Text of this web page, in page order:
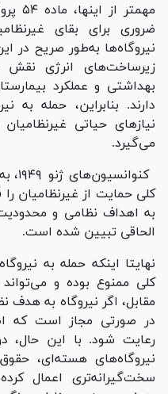
ضروری برای بقای
نیروگاه‌ها به‌طور صریح در
زیرساخت‌های انرژی
بهداشتی و عملکرد
دارند. بنابراین، حمله
نیاز‌های حیاتی
می‌گیرد.
کلی حمایت از غیرنظامیان
به اهداف نظامی و
الحاقی تبیین شده است.
نهایتا اینکه حمله به
کلی ممنوع بوده و
مقابل، اگر نیروگاه به هدف
در صورتی مجاز است که
رعایت شود. با این حال،
نیروگاه‌های هسته‌ای،
سخت‌گیرانه‌تری اعمال